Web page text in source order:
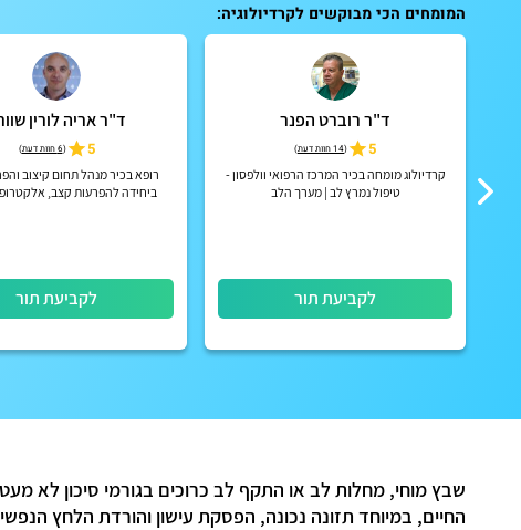
המומחים הכי מבוקשים לקרדיולוגיה:
ד"ר רוברט הפנר
5
(14 חוות דעת )
קרדיולוג מומחה בכיר המרכז הרפואי וולפסון -
טיפול נמרץ לב | מערך הלב
לקביעת תור
ד"ר אריה לורין
5
(6 חוות דעת )
רופא בכיר מנהל תחום קיצוב
ביחידה להפרעות קצב,
לקביעת תור
שבץ מוחי, מחלות לב או התקף לב כרוכים בגורמי סיכון לא
החיים, במיוחד תזונה נכונה, הפסקת עישון והורדת הלחץ